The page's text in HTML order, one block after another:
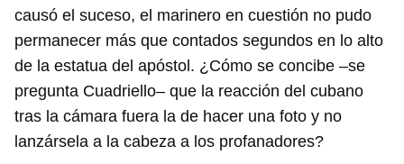
causó el suceso, el marinero en cuestión no pudo
permanecer más que contados segundos en lo alto
de la estatua del apóstol. ¿Cómo se concibe ‒se
pregunta Cuadriello‒ que la reacción del cubano
tras la cámara fuera la de hacer una foto y no
lanzársela a la cabeza a los profanadores?